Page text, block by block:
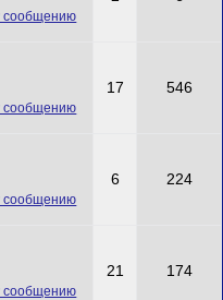
17 546
6 224
21 174